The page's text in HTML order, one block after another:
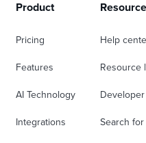
Product
Pricing
Features
AI Technology
Integrations
Help
Resource
Developer
Search for